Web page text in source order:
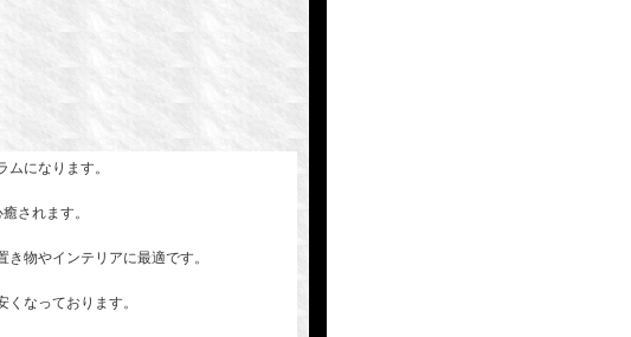
になります。
されます。
物やインテリアに最適です。
なっております。